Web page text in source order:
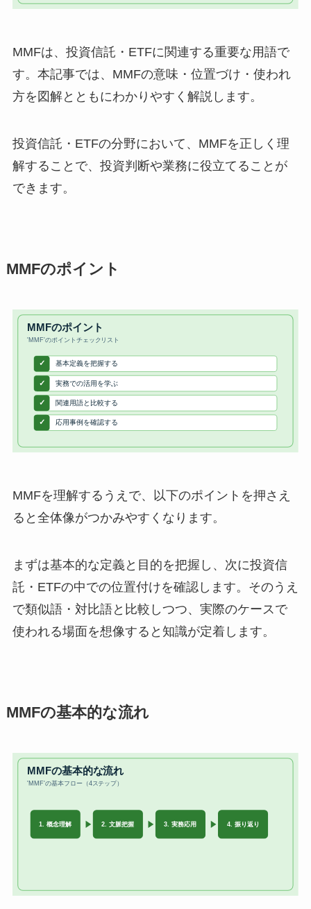
MMFは、投資信託・ETFに関連する重要な用語で
す。本記事では、MMFの意味・位置づけ・使われ
方を図解とともにわかりやすく解説します。
投資信託・ETFの分野において、MMFを正しく理
解することで、投資判断や業務に役立てることが
できます。
MMFのポイント
MMFを理解するうえで、以下のポイントを押さえ
ると全体像がつかみやすくなります。
まずは基本的な定義と目的を把握し、次に投資信
託・ETFの中での位置付けを確認します。そのうえ
で類似語・対比語と比較しつつ、実際のケースで
使われる場面を想像すると知識が定着します。
MMFの基本的な流れ